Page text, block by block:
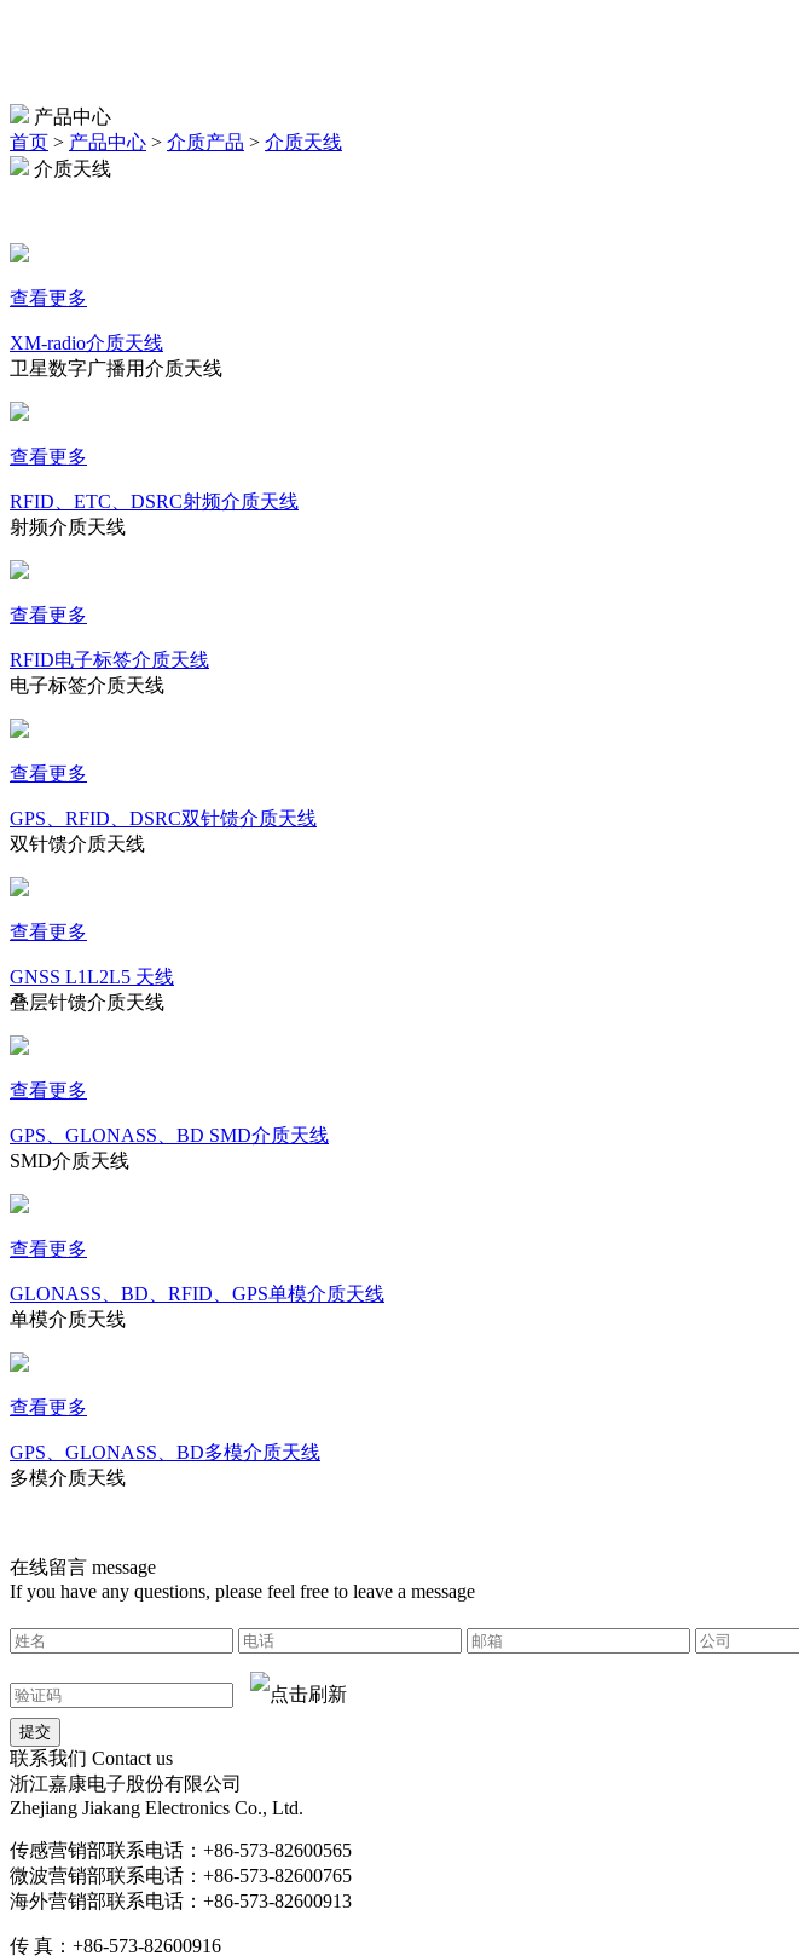
产品中心
首页 > 产品中心 > 介质产品 > 介质天线
介质天线
查看更多
XM-radio介质天线
卫星数字广播用介质天线
查看更多
RFID、ETC、DSRC射频介质天线
射频介质天线
查看更多
RFID电子标签介质天线
电子标签介质天线
查看更多
GPS、RFID、DSRC双针馈介质天线
双针馈介质天线
查看更多
GNSS L1L2L5 天线
叠层针馈介质天线
查看更多
GPS、GLONASS、BD SMD介质天线
SMD介质天线
查看更多
GLONASS、BD、RFID、GPS单模介质天线
单模介质天线
查看更多
GPS、GLONASS、BD多模介质天线
多模介质天线
在线留言 message
If you have any questions, please feel free to leave a message
联系我们 Contact us
浙江嘉康电子股份有限公司
Zhejiang Jiakang Electronics Co., Ltd.
传感营销部联系电话：+86-573-82600565
微波营销部联系电话：+86-573-82600765
海外营销部联系电话：+86-573-82600913
传 真：+86-573-82600916